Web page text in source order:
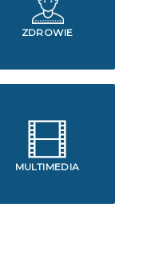
ZDROWIE
MULTIMEDIA